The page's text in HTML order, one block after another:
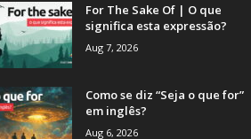
For The Sake Of | O que
significa esta expressão?
Aug 7, 2026
Como se diz “Seja o que for”
em inglês?
Aug 6, 2026